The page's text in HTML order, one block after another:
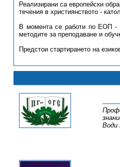
Реализирани са европейски
течения в християнството -
В момента се работи по ЕОП -
методите за преподаване и
Предстои стартирането на
Води